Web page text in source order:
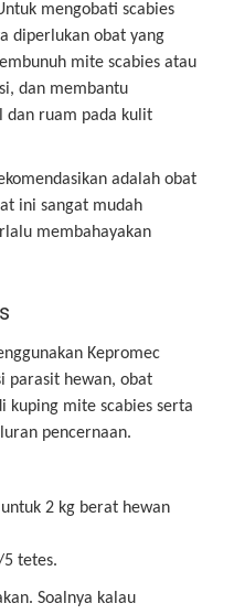
mengobati scabies
diperlukan obat yang
mite scabies atau
dan membantu
dan ruam pada kulit
adalah obat
ini sangat mudah
membahayakan
Kepromec
parasit hewan, obat
kuping mite scabies serta
pencernaan.
2 kg berat hewan
tetes.
Soalnya kalau